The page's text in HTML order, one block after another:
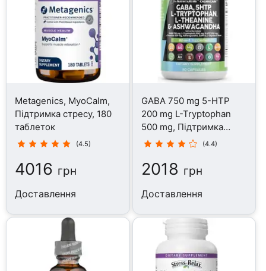
Metagenics, MyoCalm,
Підтримка стресу, 180
таблеток
(4.5)
4016 грн
Доставлення
GABA 750 mg 5-HTP
200 mg L-Tryptophan
500 mg, Підтримка
стресу, 90 капсул
(4.4)
2018 грн
Доставлення